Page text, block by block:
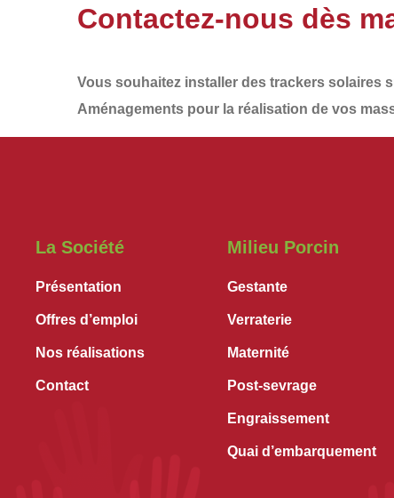
Contactez-nous dès
Vous souhaitez installer des trackers solaires
Aménagements pour la réalisation de vos
La Société
Présentation
Offres d’emploi
Nos réalisations
Contact
Milieu Porcin
Gestante
Verraterie
Maternité
Post-sevrage
Engraissement
Quai d’embarquement